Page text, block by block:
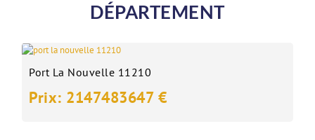
DÉPARTEMENT
Port La Nouvelle 11210
Prix: 2147483647 €